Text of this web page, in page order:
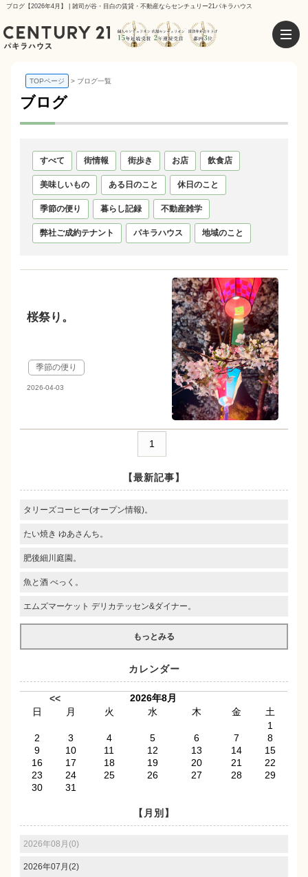
ブログ【2026年4月】 | 雑司が谷・目白の賃貸・不動産ならセンチュリー21パキラハウス
TOPページ ブログ一覧
ブログ
すべて 街情報 街歩き お店 飲食店
美味しいもの ある日のこと 休日のこと
季節の便り 暮らし記録 不動産雑学
弊社ご成約テナント パキラハウス 地域のこと
桜祭り。
季節の便り
2026-04-03
1
【最新記事】
タリーズコーヒー(オープン情報)。
たい焼き ゆあさんち。
肥後細川庭園。
魚と酒 べっく。
エムズマーケット デリカテッセン&ダイナー。
もっとみる
カレンダー
<<
2026年8月
日
月 火 水 木 金
土
1
2
3 4 5 6 7
8
9
10 11 12 13 14
15
16
17 18 19 20 21
22
23
24 25 26 27 28
29
30
31
【月別】
2026年08月(0)
2026年07月(2)